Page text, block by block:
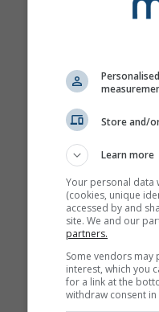
Store and/
Learn more
Your personal data
(cookies, unique
accessed by and
site. We and our
partners.
Some vendors
interest, which you
for a link at the
withdraw consent